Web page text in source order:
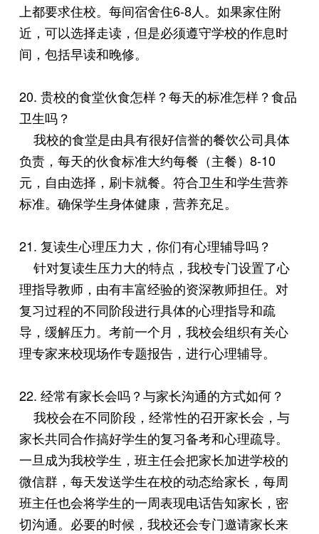
上都要求住校。每间宿舍住6-8人。如果家住附
近，可以选择走读，但是必须遵守学校的作息时
间，包括早读和晚修。
20. 贵校的食堂伙食怎样？每天的标准怎样？食品
卫生吗？
我校的食堂是由具有很好信誉的餐饮公司具体
负责，每天的伙食标准大约每餐（主餐）8-10
元，自由选择，刷卡就餐。符合卫生和学生营养
标准。确保学生身体健康，营养充足。
21. 复读生心理压力大，你们有心理辅导吗？
针对复读生压力大的特点，我校专门设置了心
理指导教师，由有丰富经验的资深教师担任。对
复习过程的不同阶段进行具体的心理指导和疏
导，缓解压力。考前一个月，我校会组织有关心
理专家来校现场作专题报告，进行心理辅导。
22. 经常有家长会吗？与家长沟通的方式如何？
我校会在不同阶段，经常性的召开家长会，与
家长共同合作搞好学生的复习备考和心理疏导。
一旦成为我校学生，班主任会把家长加进学校的
微信群，每天发送学生在校的动态给家长，每周
班主任也会将学生的一周表现电话告知家长，密
切沟通。必要的时候，我校还会专门邀请家长来